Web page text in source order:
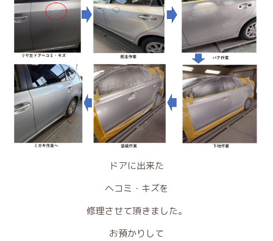
ドアに出来た
ヘコミ・キズを
修理させて頂きました。
お預かりして